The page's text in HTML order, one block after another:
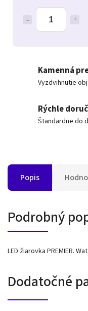
Kamenná
Vyzdvihnutie
Rýchle
Štandardne do
Popis
Podrobný
LED žiarovka PREMIER.
Dodatočné